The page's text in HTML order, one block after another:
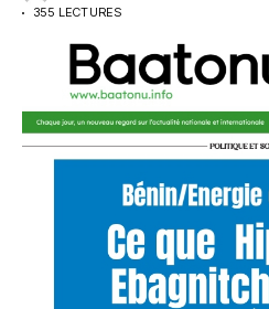
355 LECTURES